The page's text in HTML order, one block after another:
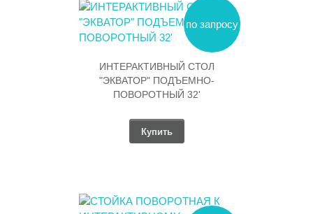
по запросу
ИНТЕРАКТИВНЫЙ СТОЛ
"ЭКВАТОР" ПОДЪЕМНО-
ПОВОРОТНЫЙ 32'
Купить